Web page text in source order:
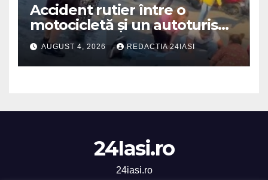
Accident rutier între o
motocicletă și un autoturism
soldat cu un rănit
AUGUST 4, 2026 REDACTIA 24IASI
24Iasi.ro
24iasi.ro